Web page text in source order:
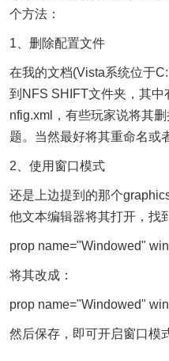
个方法：
1、删除配置文件
在我的文档(Vista系统位于
到NFS SHIFT文件夹，其
nfig.xml，有些玩家说将其
题。当然最好将其重命名或
2、使用窗口模式
还是上边提到的那个
他文本编辑器将其打开，找
prop name="Windowed"
将其改成：
prop name="Windowed"
然后保存，即可开启窗口模